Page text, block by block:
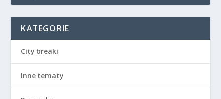
KATEGORIE
City breaki
Inne tematy